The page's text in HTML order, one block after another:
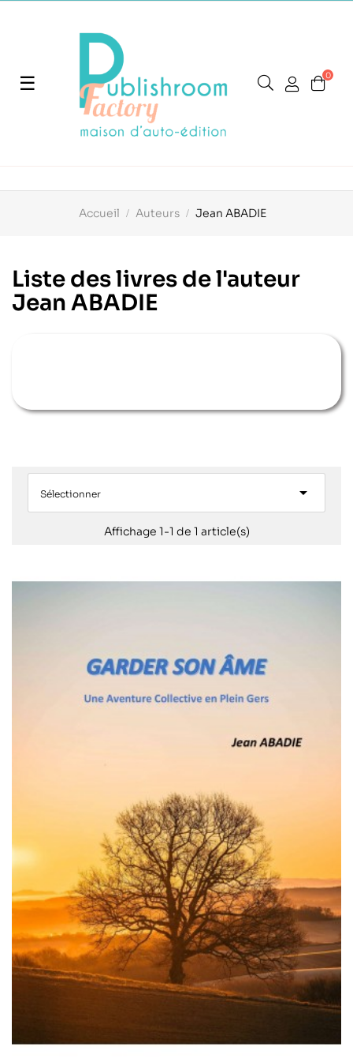
Basculer
navigation
☰ 0
Accueil Auteurs Jean ABADIE
Liste des livres de l'auteur
Jean ABADIE
Sélectionner 
Affichage 1-1 de 1 article(s)